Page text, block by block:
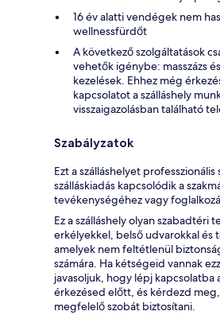
16 év alatti vendégek nem
wellnessfürdőt
A következő szolgáltatások
vehetők igénybe: masszázs
kezelések. Ehhez még
kapcsolatot a szálláshely
visszaigazolásban található
Szabályzatok
Ezt a szálláshelyet professzionális
szálláskiadás kapcsolódik a
tevékenységéhez vagy
Ez a szálláshely olyan szabadtéri
erkélyekkel, belső udvarokkal és
amelyek nem feltétlenül
számára. Ha kétségeid vannak
javasoljuk, hogy lépj kapcsolatba
érkezésed előtt, és kérdezd
megfelelő szobát biztosítani.